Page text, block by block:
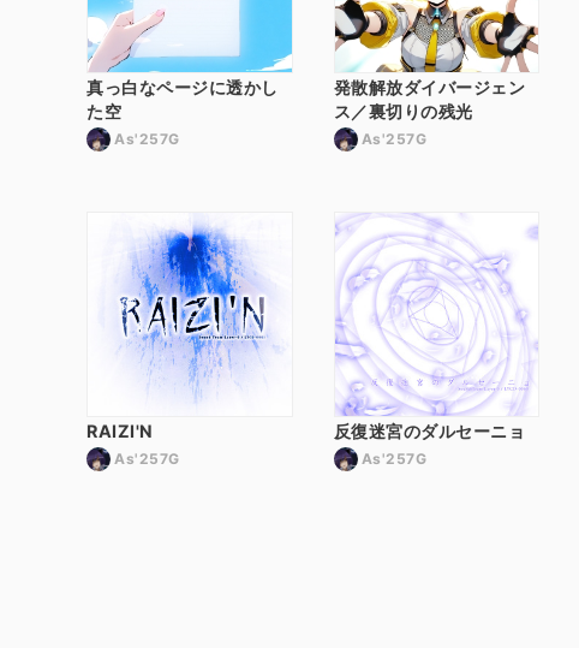
真っ白なページに透かし
た空
As'257G
発散解放ダイバージェン
ス／裏切りの残光
As'257G
RAIZI'N
As'257G
反復迷宮のダルセーニョ
As'257G